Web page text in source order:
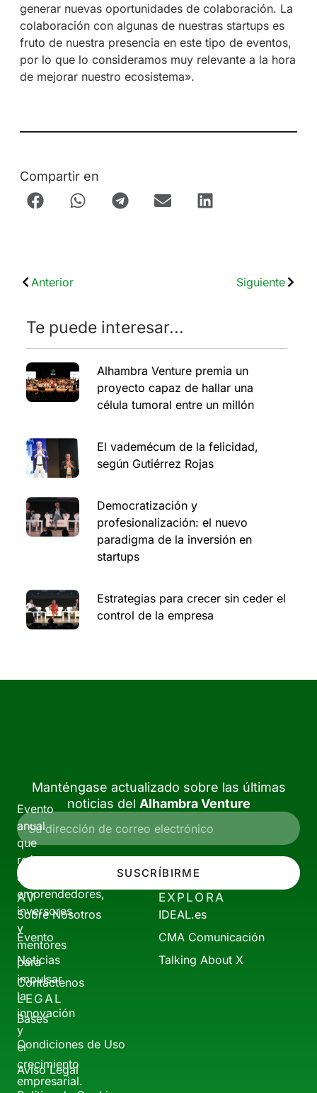
generar nuevas oportunidades de colaboración. La
colaboración con algunas de nuestras startups es
fruto de nuestra presencia en este tipo de eventos,
por lo que lo consideramos muy relevante a la hora
de mejorar nuestro ecosistema».
Compartir en
Anterior Siguiente
Te puede interesar...
Alhambra Venture premia un
proyecto capaz de hallar una
célula tumoral entre un millón
El vademécum de la felicidad,
según Gutiérrez Rojas
Democratización y
profesionalización: el nuevo
paradigma de la inversión en
startups
Estrategias para crecer sin ceder el
control de la empresa
Evento
anual
que
reúne
a
emprendedores,
inversores
y
mentores
para
impulsar
la
innovación
y
el
crecimiento
empresarial.
Manténgase actualizado sobre las últimas
noticias del Alhambra Venture
SUSCRÍBIRME
AV
Sobre Nosotros
Evento
Noticias
Contáctenos
EXPLORA
IDEAL.es
CMA Comunicación
Talking About X
LEGAL
Bases
Condiciones de Uso
Aviso Legal